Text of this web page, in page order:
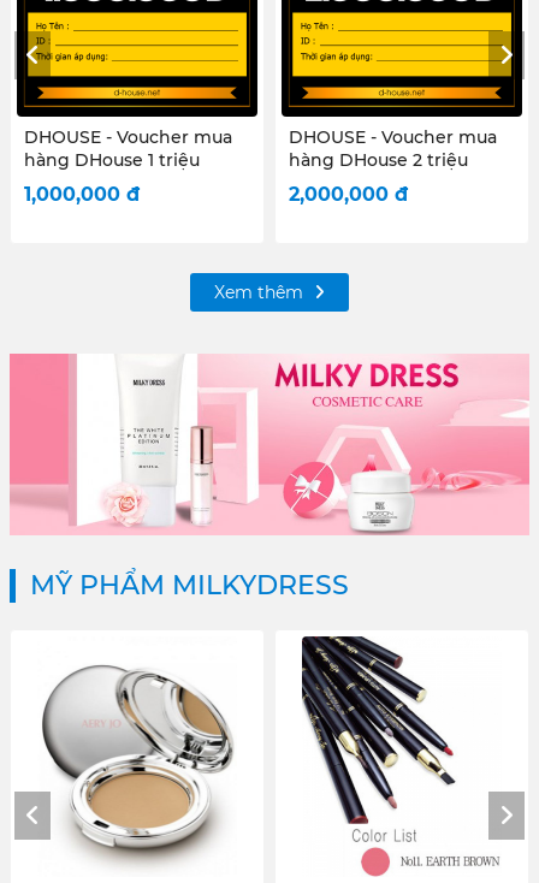
DHOUSE - Voucher mua
hàng DHouse 2 triệu
2,000,000đ
DHOUSE - Voucher mua
hàng DHouse 50 Triệu
50,000,000
Xem thêm
MỸ PHẨM MILKYDRESS